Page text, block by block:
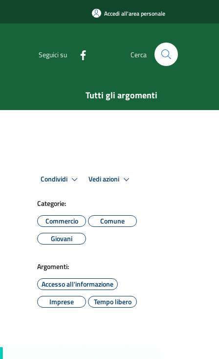
Accedi all'area personale
Seguici su Cerca
Tutti gli argomenti
Condividi Vedi azioni
Categorie:
Commercio
Comune
Giovani
Argomenti:
Accesso all'informazione
Imprese
Tempo libero